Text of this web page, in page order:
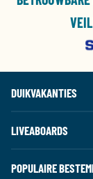
DUIKVAKANTIES
LIVEABOARDS
POPULAIRE